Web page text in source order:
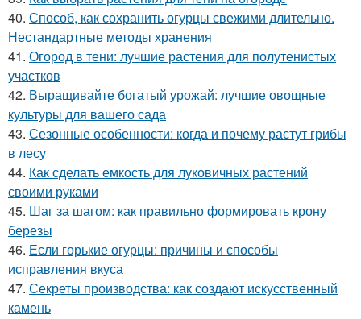
40. Способ, как сохранить огурцы свежими длительно.
Нестандартные методы хранения
41. Огород в тени: лучшие растения для полутенистых
участков
42. Выращивайте богатый урожай: лучшие овощные
культуры для вашего сада
43. Сезонные особенности: когда и почему растут грибы
в лесу
44. Как сделать емкость для луковичных растений
своими руками
45. Шаг за шагом: как правильно формировать крону
березы
46. Если горькие огурцы: причины и способы
исправления вкуса
47. Секреты производства: как создают искусственный
камень